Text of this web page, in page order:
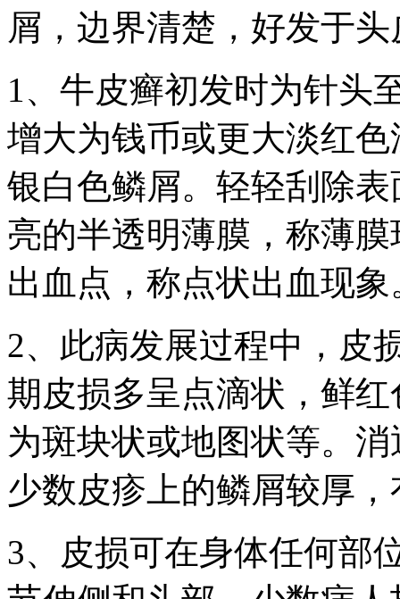
屑，边界清楚，好发于
1、牛皮癣初发时为针头
增大为钱币或更大淡红
银白色鳞屑。轻轻刮除
亮的半透明薄膜，称薄
出血点，称点状出血现象
2、此病发展过程中，皮
期皮损多呈点滴状，鲜
为斑块状或地图状等。
少数皮疹上的鳞屑较厚
3、皮损可在身体任何部